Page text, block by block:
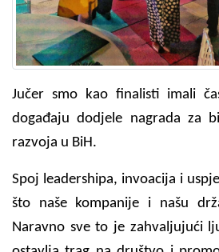
Jučer smo kao finalisti imali
događaju dodjele nagrada za
razvoja u BiH.
Spoj leadershipa, invoacija i
što naše kompanije i našu
Naravno sve to je zahvaljujući